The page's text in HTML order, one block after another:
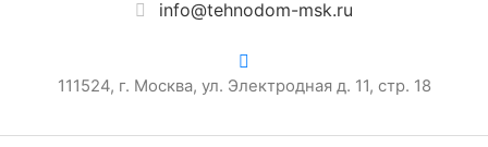
info@tehnodom-msk.ru
111524, г. Москва, ул. Электродная д. 11, стр. 18